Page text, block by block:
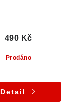
Prodáno
490 Kč
Detail